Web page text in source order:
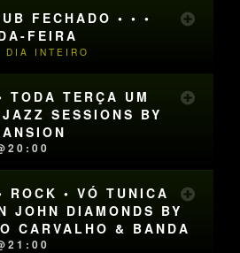
FECHADO • • •
FEIRA
DIA INTEIRO
TODA TERÇA UM
SESSIONS BY
ROCK • VÓ TUNICA
JOHN DIAMONDS BY
CARVALHO & BANDA